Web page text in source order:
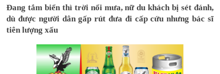
Đang tắm biển thì trời nổi mưa, nữ du khách bị sét đánh,
dù được người dân gấp rút đưa đi cấp cứu nhưng bác sĩ
tiên lượng xấu